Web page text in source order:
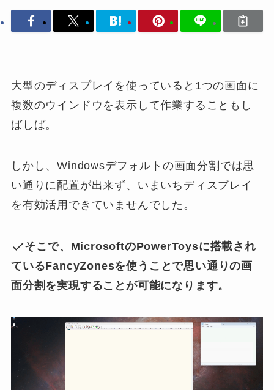
大型のディスプレイを使っていると1つの画面に
複数のウインドウを表示して作業することもし
ばしば。
しかし、Windowsデフォルトの画面分割では思
い通りに配置が出来ず、いまいちディスプレイ
を有効活用できていませんでした。
そこで、MicrosoftのPowerToysに搭載され
ているFancyZonesを使うことで思い通りの画
面分割を実現することが可能になります。